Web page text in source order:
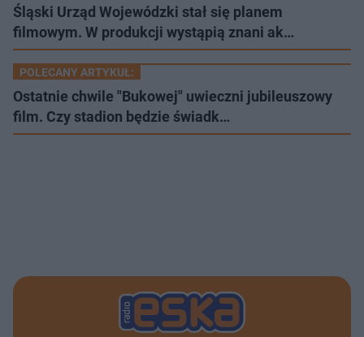
Śląski Urząd Wojewódzki stał się planem
filmowym. W produkcji wystąpią znani ak…
POLECANY ARTYKUŁ:
Ostatnie chwile "Bukowej" uwieczni jubileuszowy
film. Czy stadion będzie świadk…